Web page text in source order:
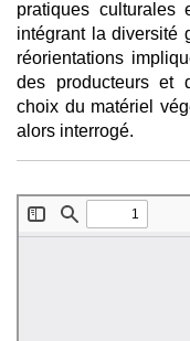
pratiques culturales
intégrant la diversité
réorientations
des producteurs et
choix du matériel
alors interrogé.